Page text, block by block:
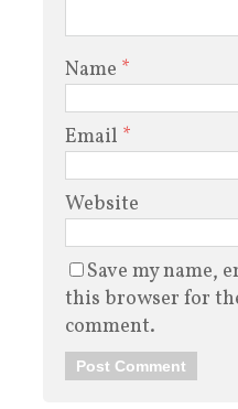
Name *
Email *
Website
Save my name,
this browser for
comment.